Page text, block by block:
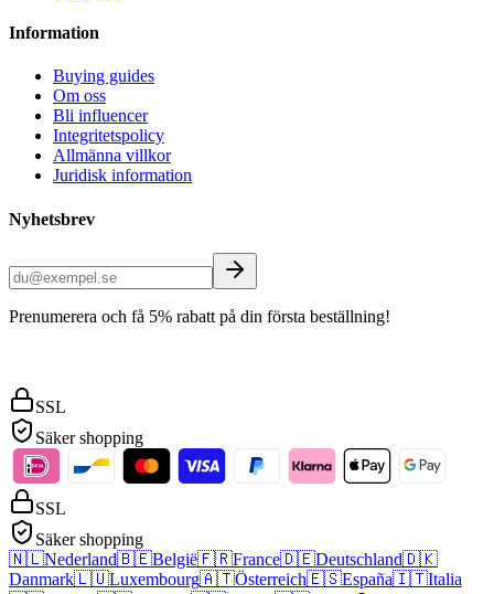
Information
Buying guides
Om oss
Bli influencer
Integritetspolicy
Allmänna villkor
Juridisk information
Nyhetsbrev
Prenumerera och få 5% rabatt på din första beställning!
SSL
Säker shopping
SSL
Säker shopping
🇳🇱Nederland🇧🇪België🇫🇷France🇩🇪Deutschland🇩🇰
Danmark🇱🇺Luxembourg🇦🇹Österreich🇪🇸España🇮🇹Italia